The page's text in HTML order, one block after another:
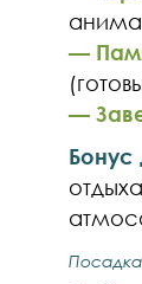
—
—
Бонус